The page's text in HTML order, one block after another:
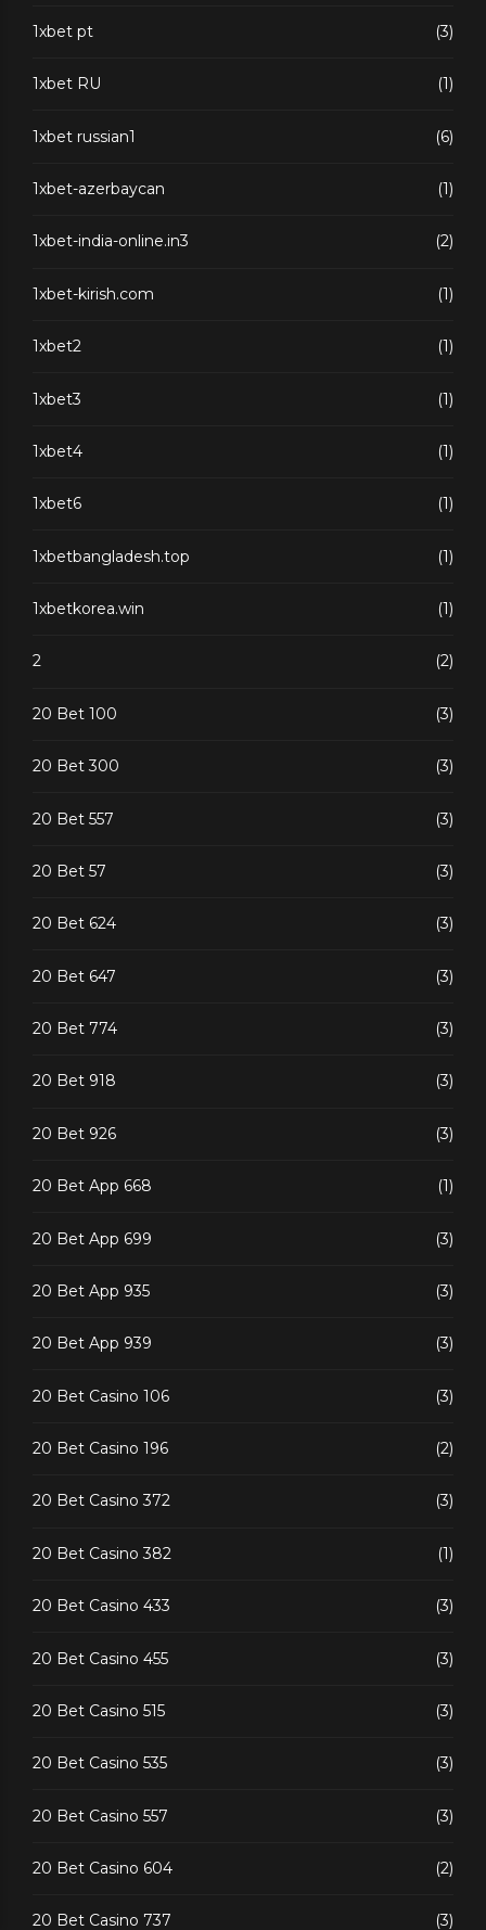
1xbet pt (3)
1xbet RU (1)
1xbet russian1 (6)
1xbet-azerbaycan (1)
1xbet-india-online.in3 (2)
1xbet-kirish.com (1)
1xbet2 (1)
1xbet3 (1)
1xbet4 (1)
1xbet6 (1)
1xbetbangladesh.top (1)
1xbetkorea.win (1)
2 (2)
20 Bet 100 (3)
20 Bet 300 (3)
20 Bet 557 (3)
20 Bet 57 (3)
20 Bet 624 (3)
20 Bet 647 (3)
20 Bet 774 (3)
20 Bet 918 (3)
20 Bet 926 (3)
20 Bet App 668 (1)
20 Bet App 699 (3)
20 Bet App 935 (3)
20 Bet App 939 (3)
20 Bet Casino 106 (3)
20 Bet Casino 196 (2)
20 Bet Casino 372 (3)
20 Bet Casino 382 (1)
20 Bet Casino 433 (3)
20 Bet Casino 455 (3)
20 Bet Casino 515 (3)
20 Bet Casino 535 (3)
20 Bet Casino 557 (3)
20 Bet Casino 604 (2)
20 Bet Casino 737 (3)